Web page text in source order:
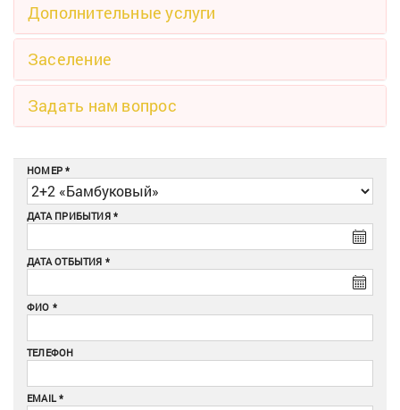
Дополнительные услуги
Заселение
Задать нам вопрос
НОМЕР
ДАТА ПРИБЫТИЯ
ДАТА ОТБЫТИЯ
ФИО
ТЕЛЕФОН
EMAIL